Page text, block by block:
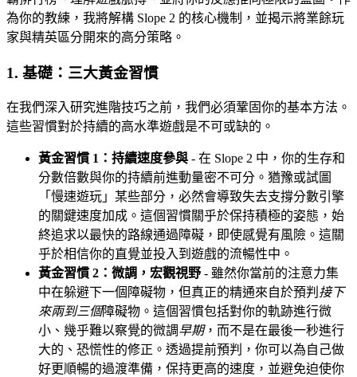
為你的教練，我將解構 Slope 2 的核心機制，並揭示將業餘玩
家與精英區分開來的高分策略。
1. 基礎：三大黃金習慣
在我們深入研究進階技巧之前，我們必須鞏固你的基本方法。
這些習慣對於持續的高水準遊戲是不可或缺的。
黃金習慣 1：持續速度參與 - 在 Slope 2 中，你的生存和
分數倍數與你的持續前進動量密不可分。猶豫或試圖
「慢速遊玩」某些部分，必然會導致失去支撐分數引擎
的關鍵速度加成。這個習慣關乎於保持積極的姿態，始
終追求以最快的路線通過障礙，即使感覺有風險。這關
乎於相信你的直覺並投入到遊戲的流暢性中。
黃金習慣 2：微調，宏觀視野- 雖然你當前的注意力集
中在躲避下一個障礙物，但真正的精通來自於預判 接下
來兩到三個障礙物。這個習慣包括對你的軌跡進行微
小、幾乎難以察覺的微調早期，而不是在最後一秒進行
大的、恐慌性的修正。透過提前預判，你可以為自己做
好更順暢的過渡準備，保持更高的速度，並避免迫使你